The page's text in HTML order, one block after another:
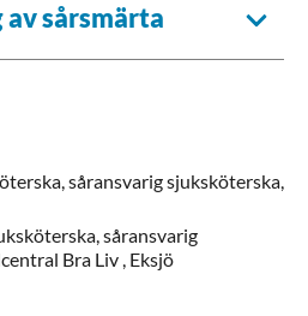
sårsmärta
såransvarig sjuksköterska,
såransvarig
Bra Liv , Eksjö